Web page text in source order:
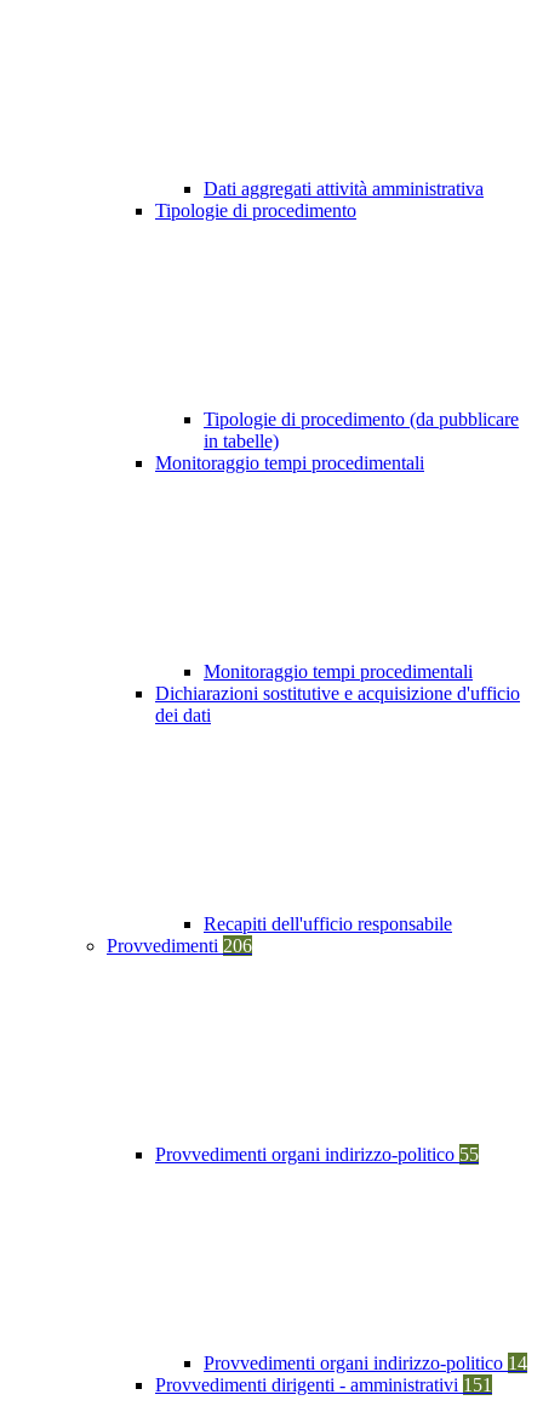
Dati aggregati attività amministrativa
Tipologie di procedimento
Tipologie di procedimento (da pubblicare
in tabelle)
Monitoraggio tempi procedimentali
Monitoraggio tempi procedimentali
Dichiarazioni sostitutive e acquisizione d'ufficio
dei dati
Recapiti dell'ufficio responsabile
Provvedimenti 206
Provvedimenti organi indirizzo-politico 55
Provvedimenti organi indirizzo-politico 14
Provvedimenti dirigenti - amministrativi 151